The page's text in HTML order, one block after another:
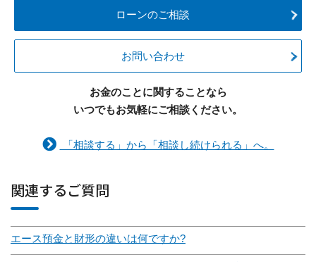
ローンのご相談
お問い合わせ
お金のことに関することなら
いつでもお気軽にご相談ください。
「相談する」から「相談し続けられる」へ。
関連するご質問
エース預金と財形の違いは何ですか?